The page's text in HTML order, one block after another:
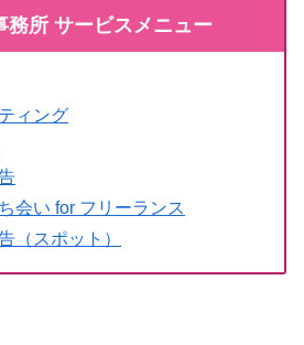
務所 サービスメニュー
ィング
会い for フリーランス
（スポット）